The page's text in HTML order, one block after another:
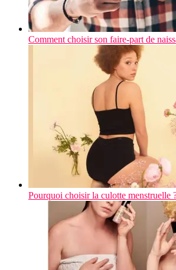
Comment choisir son faire-part de
Pourquoi choisir la culotte menstruelle